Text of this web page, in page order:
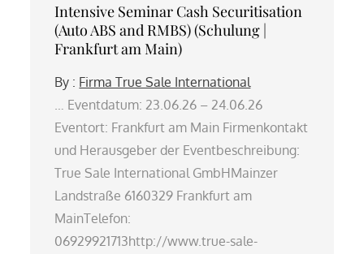
Intensive Seminar Cash Securitisation
(Auto ABS and RMBS) (Schulung |
Frankfurt am Main)
By : Firma True Sale International
… Eventdatum: 23.06.26 – 24.06.26
Eventort: Frankfurt am Main Firmenkontakt
und Herausgeber der Eventbeschreibung:
True Sale International GmbHMainzer
Landstraße 6160329 Frankfurt am
MainTelefon:
06929921713http://www.true-sale-